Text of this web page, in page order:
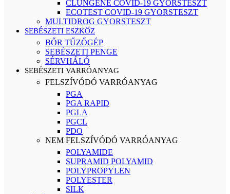
CLUNGENE COVID-19 GYORSTESZT
ECOTEST COVID-19 GYORSTESZT
MULTIDROG GYORSTESZT
SEBÉSZETI ESZKÖZ
BŐR TŰZŐGÉP
SEBÉSZETI PENGE
SÉRVHÁLÓ
SEBÉSZETI VARRÓANYAG
FELSZÍVÓDÓ VARRÓANYAG
PGA
PGA RAPID
PGLA
PGCL
PDO
NEM FELSZÍVÓDÓ VARRÓANYAG
POLYAMIDE
SUPRAMID POLYAMID
POLYPROPYLEN
POLYESTER
SILK